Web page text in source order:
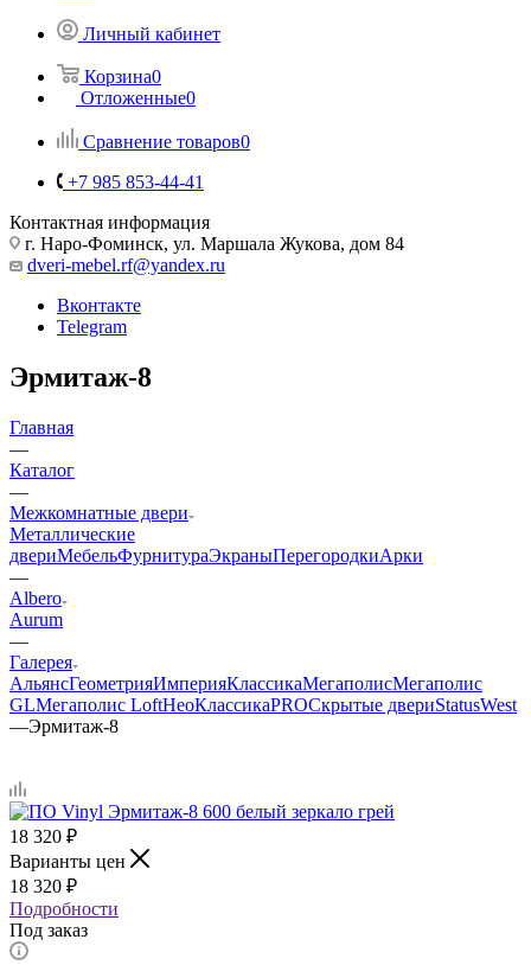
Личный кабинет
Корзина0
Отложенные0
Сравнение товаров0
+7 985 853-44-41
Контактная информация
г. Наро-Фоминск, ул. Маршала Жукова, дом 84
dveri-mebel.rf@yandex.ru
Вконтакте
Telegram
Эрмитаж-8
Главная
—
Каталог
—
Межкомнатные двери
Металлические
двериМебельФурнитураЭкраныПерегородкиАрки
—
Albero
Aurum
—
Галерея
АльянсГеометрияИмперияКлассикаМегаполисМегаполис
GLМегаполис LoftНеоКлассикаPROСкрытые двериStatusWest
—Эрмитаж-8
18 320 ₽
Варианты цен
18 320 ₽
Подробности
Под заказ